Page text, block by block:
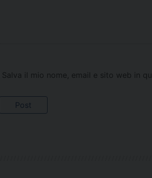
Salva il mio nome, email e sito web in